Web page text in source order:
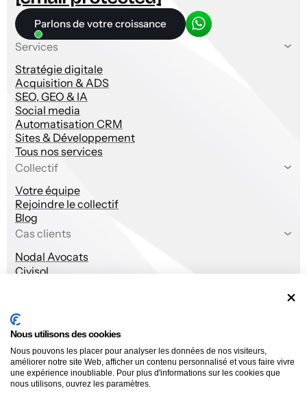
Parlons de votre croissance
Services
Stratégie digitale
Acquisition & ADS
SEO, GEO & IA
Social media
Automatisation CRM
Sites & Développement
Tous nos services
Collectif
Votre équipe
Rejoindre le collectif
Blog
Cas clients
Nodal Avocats
Civisol
Kiwi Saint-Tropez
Ziya Shari
Services
Stratégie digitale
Acquisition & ADS
Collectif
Votre
équipe
clients
Suivez-nous sur LinkedIn pour des insights stratégie
digitale PME.
upwedo.
Nous utilisons des cookies
Nous pouvons les placer pour analyser les données de nos visiteurs,
améliorer notre site Web, afficher un contenu personnalisé et vous faire vivre
une expérience inoubliable. Pour plus d'informations sur les cookies que
nous utilisons, ouvrez les paramètres.